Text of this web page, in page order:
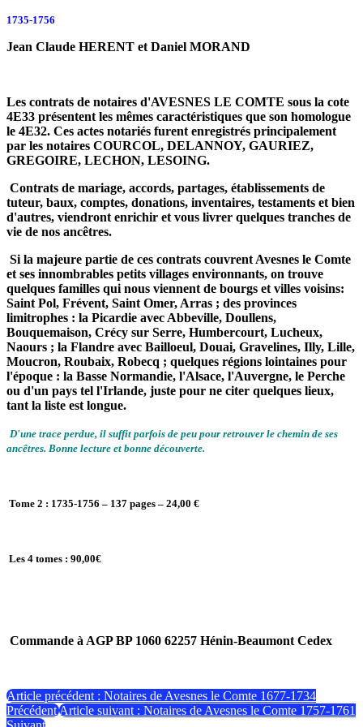
1735-1756
Jean Claude HERENT et Daniel MORAND
Les contrats de notaires d'AVESNES LE COMTE sous la cote
4E33 présentent les mêmes caractéristiques que son homologue
le 4E32. Ces actes notariés furent enregistrés principalement
par les notaires COURCOL, DELANNOY, GAURIEZ,
GREGOIRE, LECHON, LESOING.
Contrats de mariage, accords, partages, établissements de
tuteur, baux, comptes, donations, inventaires, testaments et bien
d'autres, viendront enrichir et vous livrer quelques tranches de
vie de nos ancêtres.
Si la majeure partie de ces contrats couvrent Avesnes le Comte
et ses innombrables petits villages environnants, on trouve
quelques familles qui nous viennent de bourgs et villes voisins:
Saint Pol, Frévent, Saint Omer, Arras ; des provinces
limitrophes : la Picardie avec Abbeville, Doullens,
Bouquemaison, Crécy sur Serre, Humbercourt, Lucheux,
Naours ; la Flandre avec Bailloeul, Douai, Gravelines, Illy, Lille,
Moucron, Roubaix, Robecq ; quelques régions lointaines pour
l'époque : la Basse Normandie, l'Alsace, l'Auvergne, le Perche
ou d'un pays tel l'Irlande, juste pour ne citer quelques lieux,
tant la liste est longue.
D'une trace perdue, il suffit parfois de peu pour retrouver le chemin de ses
ancêtres. Bonne lecture et bonne découverte.
Tome 2 : 1735-1756 – 137 pages – 24,00 €
Les 4 tomes : 90,00€
Commande à AGP BP 1060 62257 Hénin-Beaumont Cedex
Article précédent : Notaires de Avesnes le Comte 1677-1734
PrécédentArticle suivant : Notaires de Avesnes le Comte 1757-1761